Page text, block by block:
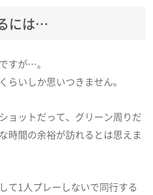
には…
すが…。
くらいしか思いつきません。
ョットだって、グリーン周りだ
時間の余裕が訪れるとは思えま
て1人プレーしないで同行する